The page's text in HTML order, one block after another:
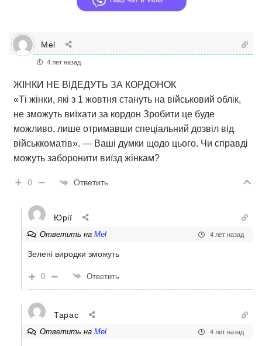
Mel
4 лет назад
ЖІНКИ НЕ ВІДЕДУТЬ ЗА КОРДОНОК
«Ті жінки, які з 1 жовтня стануть на військовий облік,
не зможуть виїхати за кордон Зробити це буде
можливо, лише отримавши спеціальний дозвіл від
військкоматів». — Ваші думки щодо цього. Чи справді
можуть заборонити виїзд жінкам?
0 Ответить
Юрії
Ответить на Mel 4 лет назад
Зелені виродки зможуть
0 Ответить
Тарас
Ответить на Mel 4 лет назад